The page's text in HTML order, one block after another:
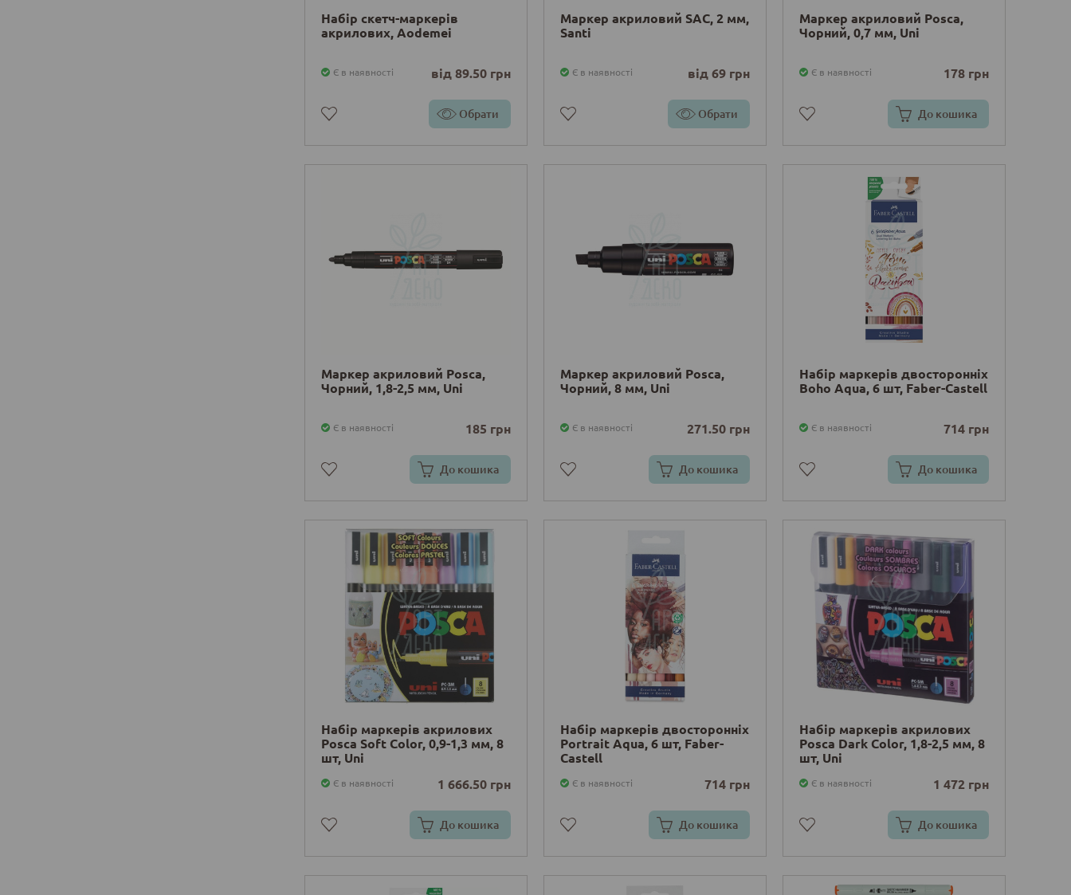
Набір скетч-маркерів
акрилових, Aodemei
Є в наявності від 89.50 грн
Обрати
Маркер акриловий SAC, 2 мм,
Santi
Є в наявності від 69 грн
Обрати
Маркер акриловий Posca,
Чорний, 0,7 мм, Uni
Є в наявності 178 грн
До кошика
Маркер акриловий Posca,
Чорний, 1,8-2,5 мм, Uni
Є в наявності 185 грн
До кошика
Маркер акриловий Posca,
Чорний, 8 мм, Uni
Є в наявності 271.50 грн
До кошика
Набір маркерів двосторонніх
Boho Aqua, 6 шт, Faber-Castell
Є в наявності 714 грн
До кошика
Набір маркерів акрилових
Posca Soft Color, 0,9-1,3 мм, 8
шт, Uni
Є в наявності 1 666.50 грн
До кошика
Набір маркерів двосторонніх
Portrait Aqua, 6 шт, Faber-
Castell
Є в наявності 714 грн
До кошика
Набір маркерів акрилових
Posca Dark Color, 1,8-2,5 мм, 8
шт, Uni
Є в наявності 1 472 грн
До кошика